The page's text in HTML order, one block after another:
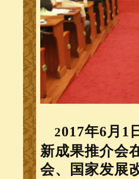
2017年6月1
新成果推介会
会、国家发展